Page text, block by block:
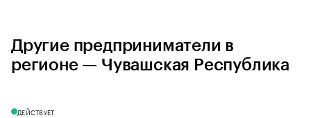
Другие предприниматели в
регионе — Чувашская Республика
ДЕЙСТВУЕТ